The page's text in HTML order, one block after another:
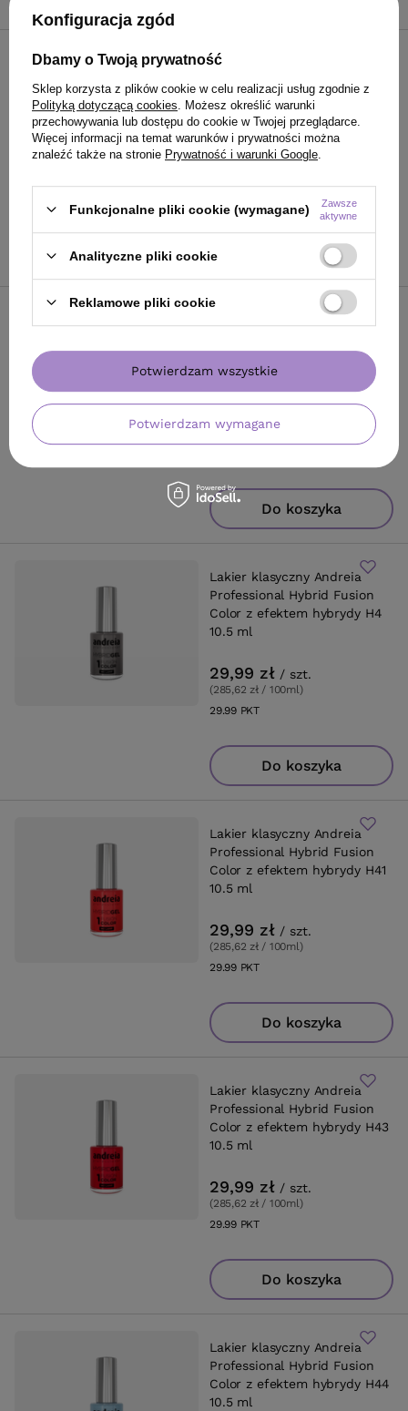
Lakier klasyczny Andreia
Professional Hybrid Fusion
Color z efektem hybrydy H37
10.5 ml
29,99 zł / szt.
Do koszyka
Color z efektem hybrydy H38
10.5 ml
29,99 zł
(285,62 zł / 100ml
Do koszyka
Lakier klasyczny Andreia
Professional Hybrid Fusion
Color z efektem hybrydy H4
10.5 ml
29,99 zł / szt.
(285,62 zł / 100ml)
29.99PKTpunktów
Do koszyka
Lakier klasyczny Andreia
Professional Hybrid Fusion
Color z efektem hybrydy H41
10.5 ml
29,99 zł / szt.
(285,62 zł / 100ml)
29.99PKTpunktów
Do koszyka
Lakier klasyczny Andreia
Professional Hybrid Fusion
Color z efektem hybrydy H43
10.5 ml
29,99 zł / szt.
(285,62 zł / 100ml)
29.99PKTpunktów
Do koszyka
Lakier klasyczny Andreia
Professional Hybrid Fusion
Color z efektem hybrydy H44
10.5 ml
Konfiguracja zgód
Dbamy o Twoją prywatność
Sklep korzysta z plików cookie w celu realizacji usług zgodnie z
Polityką dotyczącą cookies . Możesz określić warunki
przechowywania lub dostępu do cookie w Twojej przeglądarce.
Więcej informacji na temat warunków i prywatności można
znaleźć także na stronie Prywatność i warunki Google
Funkcjonalne pliki cookie (wymagane)
Zawsze
aktywne
Analityczne pliki cookie
Reklamowe pliki cookie
Potwierdzam wymagane
Potwierdzam wszystkie